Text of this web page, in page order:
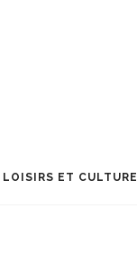
LOISIRS ET CULTURE